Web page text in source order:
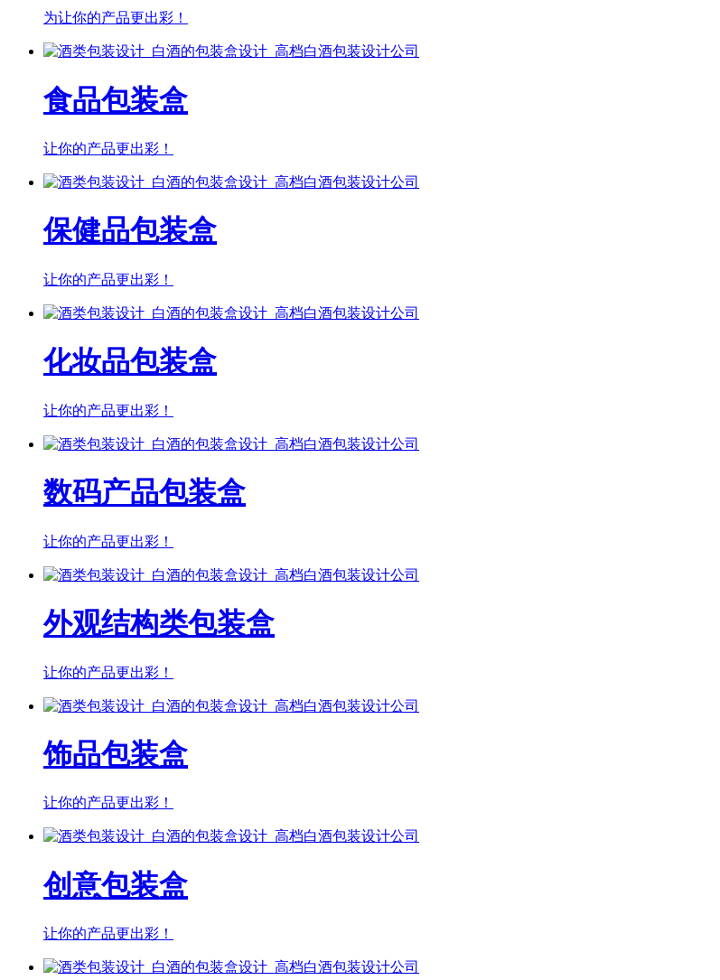
为让你的产品更出彩！
食品包装盒
让你的产品更出彩！
保健品包装盒
让你的产品更出彩！
化妆品包装盒
让你的产品更出彩！
数码产品包装盒
让你的产品更出彩！
外观结构类包装盒
让你的产品更出彩！
饰品包装盒
让你的产品更出彩！
创意包装盒
让你的产品更出彩！